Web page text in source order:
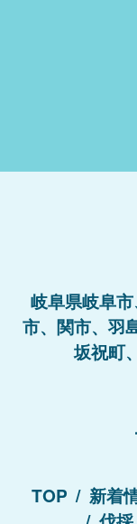
岐阜県岐阜
市、関市、羽
坂祝町
TOP 新着